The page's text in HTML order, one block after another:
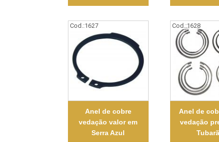
Cod.:1627
Anel de cobre
vedação valor em
Serra Azul
Cod.:1628
Anel de
vedação